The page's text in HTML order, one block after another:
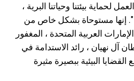
لحماية بيئتنا وحياتنا البرية ،
". إنها مستوحاة بشكل خاص من
العربية المتحدة ، المغفور
آل نهيان ، رائد الاستدامة في
البيئية ببصيرة مثيرة